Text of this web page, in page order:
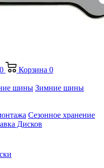
0 Корзина 0
шины Зимние шины
Сезонное хранение
Дисков